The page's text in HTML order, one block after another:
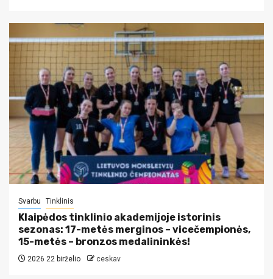
Svarbu Tinklinis
Klaipėdos tinklinio akademijoje istorinis
sezonas: 17-metės merginos – vicečempionės,
15-metės – bronzos medalininkės!
2026 22 birželio ceskav